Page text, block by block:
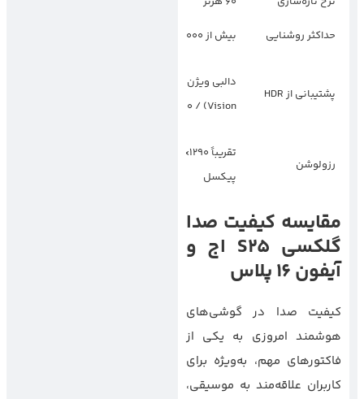
حداکثر روشنایی بیش از 2000 نیت
پشتیبانی از HDR
Vision) / HDR10
رزولوشن
پیکسل
مقایسه کیفیت صدا
گلکسی S25 اج و
آیفون 16 پلاس
کیفیت صدا در گوشی‌های
هوشمند امروزی به یکی از
فاکتورهای مهم، به‌ویژه برای
کاربران علاقه‌مند به موسیقی،